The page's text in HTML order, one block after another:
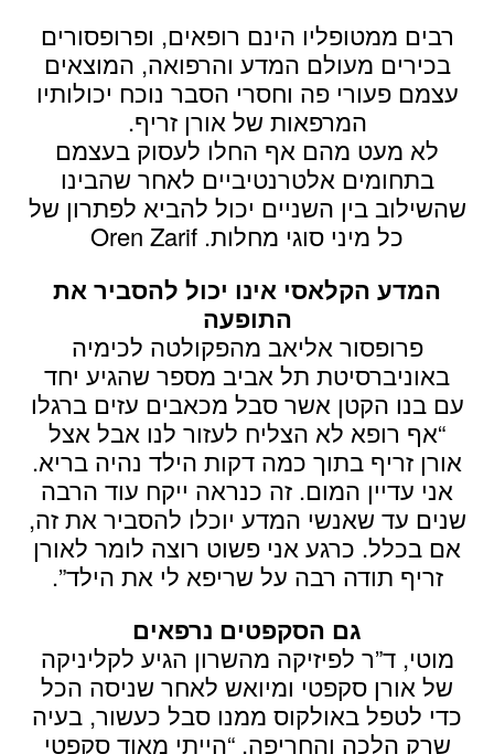
רבים ממטופליו הינם רופאים, ופרופסורים
בכירים מעולם המדע והרפואה, המוצאים
עצמם פעורי פה וחסרי הסבר נוכח יכולותיו
המרפאות של אורן זריף.
לא מעט מהם אף החלו לעסוק בעצמם
בתחומים אלטרנטיביים לאחר שהבינו
שהשילוב בין השניים יכול להביא לפתרון של
כל מיני סוגי מחלות. Oren Zarif
המדע הקלאסי אינו יכול להסביר את
התופעה
פרופסור אליאב מהפקולטה לכימיה
באוניברסיטת תל אביב מספר שהגיע יחד
עם בנו הקטן אשר סבל מכאבים עזים ברגלו
“אף רופא לא הצליח לעזור לנו אבל אצל
אורן זריף בתוך כמה דקות הילד נהיה בריא.
אני עדיין המום. זה כנראה ייקח עוד הרבה
שנים עד שאנשי המדע יוכלו להסביר את זה,
אם בכלל. כרגע אני פשוט רוצה לומר לאורן
זריף תודה רבה על שריפא לי את הילד”.
גם הסקפטים נרפאים
מוטי, ד”ר לפיזיקה מהשרון הגיע לקליניקה
של אורן סקפטי ומיואש לאחר שניסה הכל
כדי לטפל באולקוס ממנו סבל כעשור, בעיה
שרק הלכה והחריפה. “הייתי מאוד סקפטי